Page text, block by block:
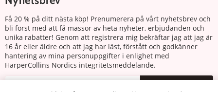
Få 20 % på ditt nästa köp! Prenumerera på vårt nyhetsbrev och
bli först med att få massor av heta nyheter, erbjudanden och
unika rabatter! Genom att registrera mig bekräftar jag att jag är
16 år eller äldre och att jag har läst, förstått och godkänner
hantering av mina personuppgifter i enlighet med
HarperCollins Nordics integritetsmeddelande.